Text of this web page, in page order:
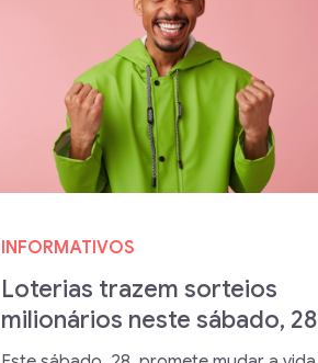
INFORMATIVOS
Loterias trazem sorteios
milionários neste sábado, 28